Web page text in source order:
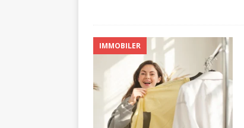
IMMOBILER